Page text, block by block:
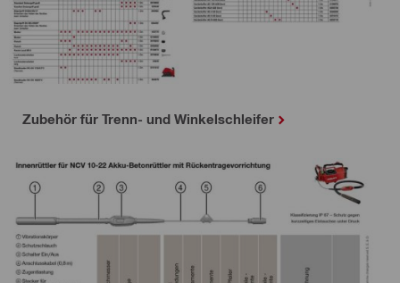
Zubehör für Trenn- und Winkelschleifer